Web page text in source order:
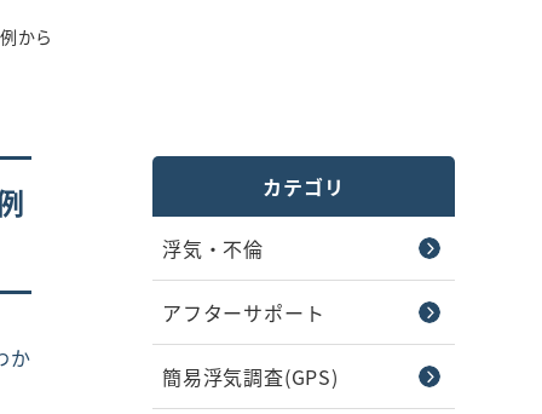
から
か
カテゴリ
浮気・不倫
アフターサポート
簡易浮気調査(GPS)